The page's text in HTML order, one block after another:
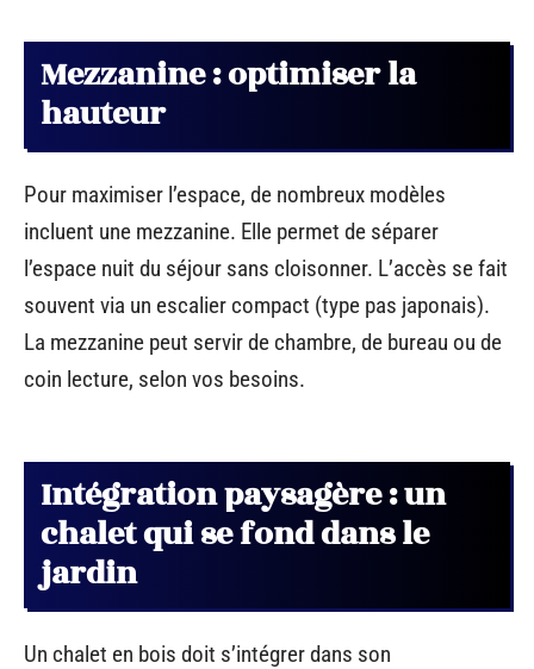
Mezzanine : optimiser la
hauteur
Pour maximiser l’espace, de nombreux modèles
incluent une mezzanine. Elle permet de séparer
l’espace nuit du séjour sans cloisonner. L’accès se fait
souvent via un escalier compact (type pas japonais).
La mezzanine peut servir de chambre, de bureau ou de
coin lecture, selon vos besoins.
Intégration paysagère : un
chalet qui se fond dans le
jardin
Un chalet en bois doit s’intégrer dans son